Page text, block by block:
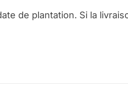
de plantation. Si la